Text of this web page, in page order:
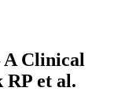
Clinical
et al.